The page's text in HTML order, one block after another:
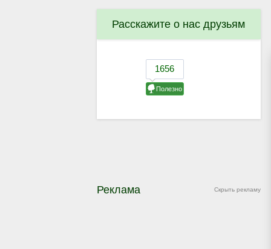
Расскажите о нас друзьям
Скрыть рекламу
Реклама